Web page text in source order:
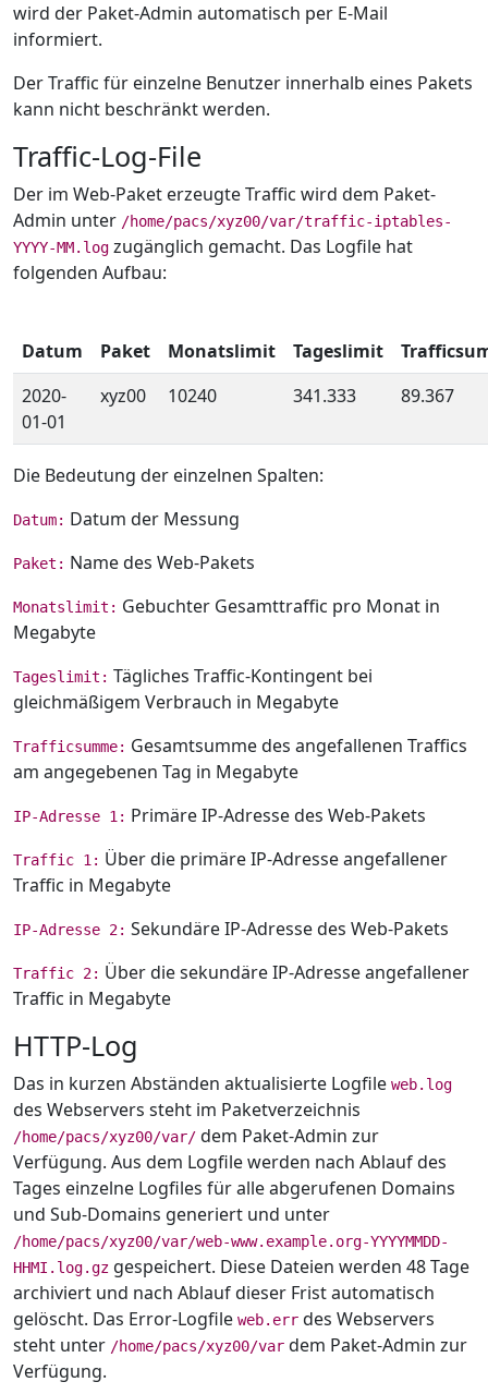
wird der Paket-Admin automatisch per E-Mail
informiert.
Der Traffic für einzelne Benutzer innerhalb eines Pakets
kann nicht beschränkt werden.
Traffic-Log-File
Der im Web-Paket erzeugte Traffic wird dem Paket-
Admin unter /home/pacs/xyz00/var/traffic-iptables-
YYYY-MM.log zugänglich gemacht. Das Logfile hat
folgenden Aufbau:
Datum Paket Monatslimit Tageslimit
2020-
01-01
xyz00 10240 341.333 89.367
Die Bedeutung der einzelnen Spalten:
Datum: Datum der Messung
Paket: Name des Web-Pakets
Monatslimit: Gebuchter Gesamttraffic pro Monat in
Megabyte
Tageslimit: Tägliches Traffic-Kontingent bei
gleichmäßigem Verbrauch in Megabyte
Trafficsumme: Gesamtsumme des angefallenen Traffics
am angegebenen Tag in Megabyte
IP-Adresse 1: Primäre IP-Adresse des Web-Pakets
Traffic 1: Über die primäre IP-Adresse angefallener
Traffic in Megabyte
IP-Adresse 2: Sekundäre IP-Adresse des Web-Pakets
Traffic 2: Über die sekundäre IP-Adresse angefallener
Traffic in Megabyte
HTTP-Log
Das in kurzen Abständen aktualisierte Logfile web.log
des Webservers steht im Paketverzeichnis
/home/pacs/xyz00/var/ dem Paket-Admin zur
Verfügung. Aus dem Logfile werden nach Ablauf des
Tages einzelne Logfiles für alle abgerufenen Domains
und Sub-Domains generiert und unter
/home/pacs/xyz00/var/web-www.example.org-YYYYMMDD-
HHMI.log.gz gespeichert. Diese Dateien werden 48 Tage
archiviert und nach Ablauf dieser Frist automatisch
gelöscht. Das Error-Logfile web.err des Webservers
steht unter /home/pacs/xyz00/var dem Paket-Admin zur
Verfügung.